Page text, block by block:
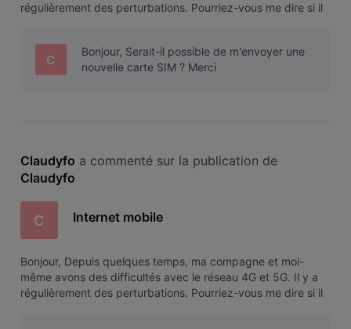
régulièrement des perturbations. Pourriez-vous me dire si il
C
Bonjour, Serait-il possible de m'envoyer une
nouvelle carte SIM ? Merci
Claudyfo a commenté sur la publication de
Claudyfo
C Internet mobile
Bonjour, Depuis quelques temps, ma compagne et moi-
même avons des difficultés avec le réseau 4G et 5G. Il y a
régulièrement des perturbations. Pourriez-vous me dire si il